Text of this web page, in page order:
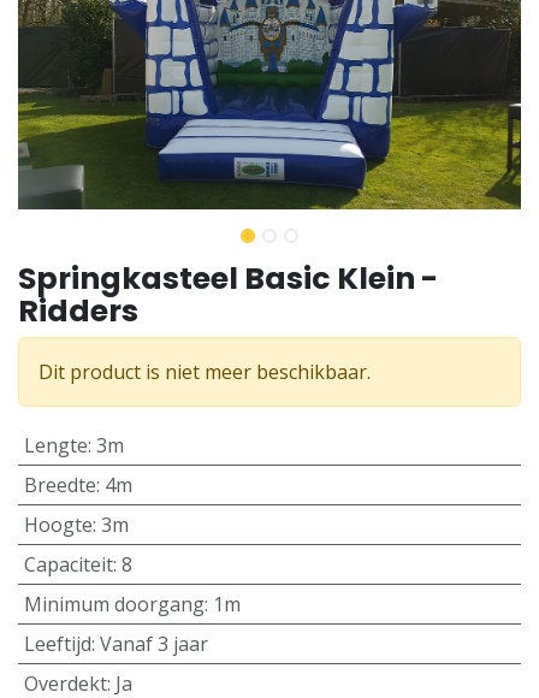
Springkasteel Basic Klein -
Ridders
Dit product is niet meer beschikbaar.
Lengte: 3m
Breedte: 4m
Hoogte: 3m
Capaciteit: 8
Minimum doorgang: 1m
Leeftijd: Vanaf 3 jaar
Overdekt: Ja